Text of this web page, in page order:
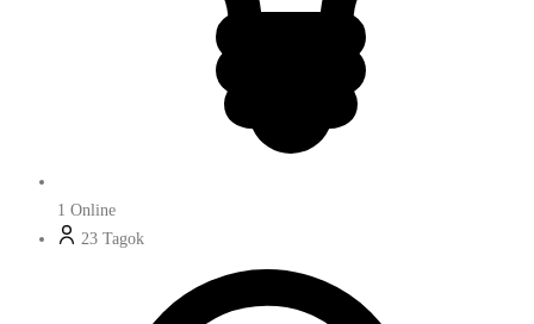
1 Online
23 Tagok